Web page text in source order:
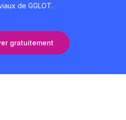
de GGLOT.
gratuitement